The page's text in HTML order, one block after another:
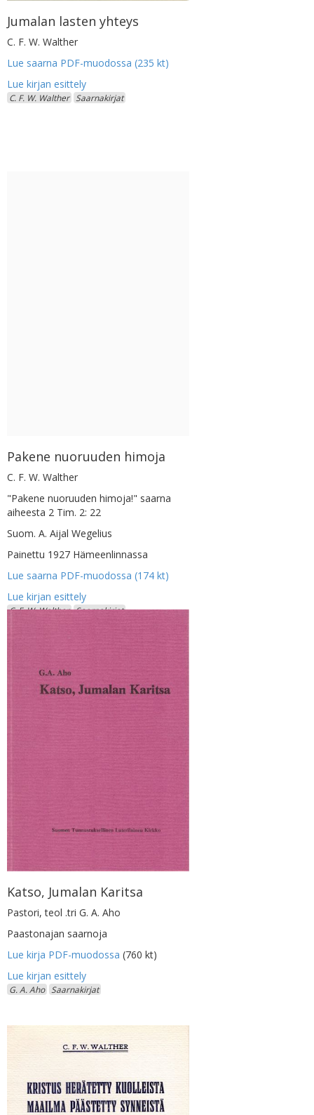
Jumalan lasten yhteys
C. F. W. Walther
Lue saarna PDF-muodossa (235 kt)
C. F. W. Walther Saarnakirjat
Pakene nuoruuden himoja
C. F. W. Walther
"Pakene nuoruuden himoja!" saarna
aiheesta 2 Tim. 2: 22
Suom. A. Aijal Wegelius
Painettu 1927 Hämeenlinnassa
Lue saarna PDF-muodossa (174 kt)
C. F. W. Walther Saarnakirjat
Katso, Jumalan Karitsa
Pastori, teol .tri G. A. Aho
Paastonajan saarnoja
Lue kirja PDF-muodossa (760 kt)
G. A. Aho Saarnakirjat